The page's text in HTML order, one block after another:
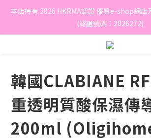
本店持有 2026 HKRMA認證 優質e-shop網店
(認證號碼：2026272)
韓國CLABIANE
重透明質酸保濕傳
200ml